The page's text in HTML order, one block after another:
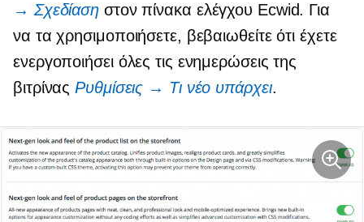
→ Σχεδίαση στον πίνακα ελέγχου Ecwid. Για
να τα χρησιμοποιήσετε, βεβαιωθείτε ότι έχετε
ενεργοποιήσει όλες τις ενημερώσεις της
βιτρίναςΡυθμίσεις → Τι νέο υπάρχει.